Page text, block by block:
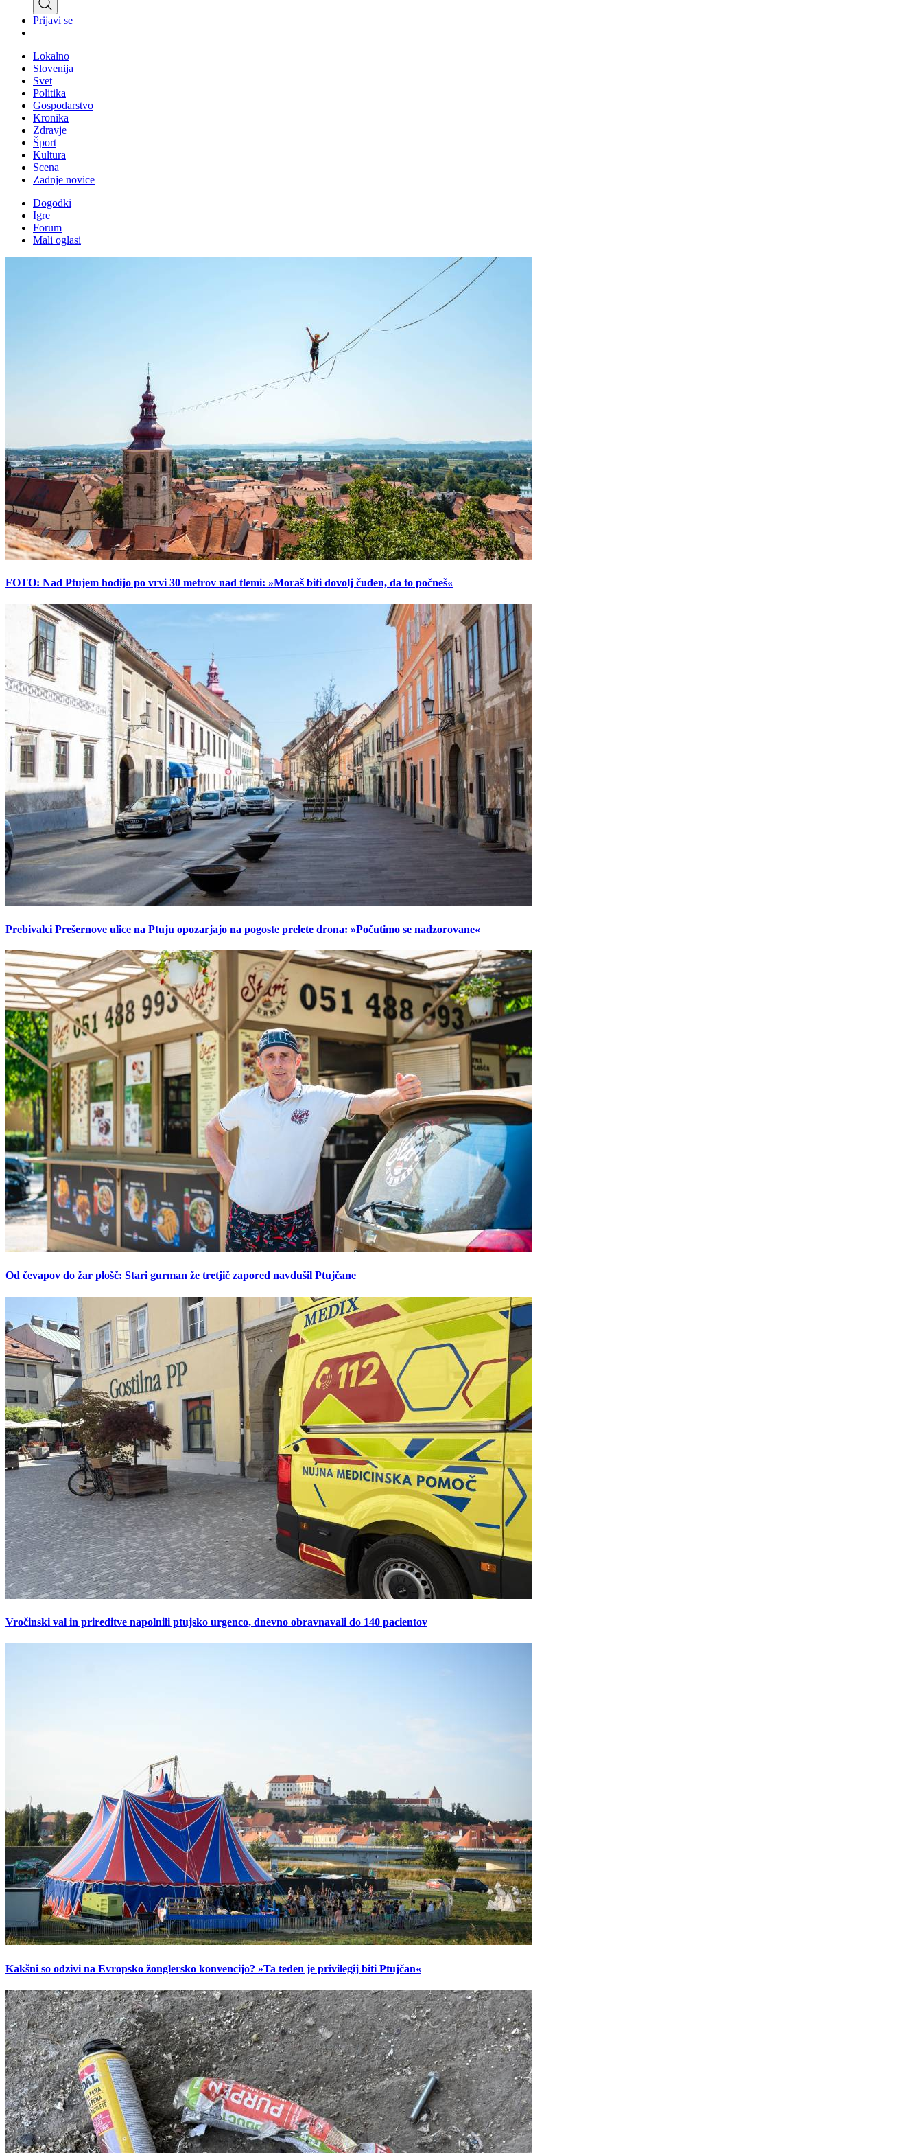
Prijavi se
Lokalno
Slovenija
Svet
Politika
Gospodarstvo
Kronika
Zdravje
Šport
Kultura
Scena
Zadnje novice
Dogodki
Igre
Forum
Mali oglasi
FOTO: Nad Ptujem hodijo po vrvi 30 metrov nad tlemi: »Moraš biti dovolj čuden, da to počneš«
Prebivalci Prešernove ulice na Ptuju opozarjajo na pogoste prelete drona: »Počutimo se nadzorovane«
Od čevapov do žar plošč: Stari gurman že tretjič zapored navdušil Ptujčane
Vročinski val in prireditve napolnili ptujsko urgenco, dnevno obravnavali do 140 pacientov
Kakšni so odzivi na Evropsko žonglersko konvencijo? »Ta teden je privilegij biti Ptujčan«
Prijavi se na cajtng